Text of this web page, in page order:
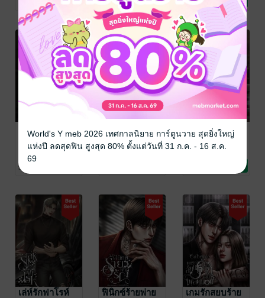
31 Rating 42 Rating
lalarinerin
นิยายโรมานซ์
35 Rating
lalarinerin
นิยายโรมานซ์
ลวงรักฮันเตอร์
lalarinerin
นิยายโรมานซ์
เล่ห์รักฟาโรห์
ฟินิกซ์ร้ายพ่าย
เกมรักสยบร้าย
World's Y meb 2026 เทศกาลนิยาย การ์ตูนวาย สุดยิ่งใหญ่
แห่งปี ลดสุดฟิน สูงสุด 80% ตั้งแต่วันที่ 31 ก.ค. - 16 ส.ค.
69